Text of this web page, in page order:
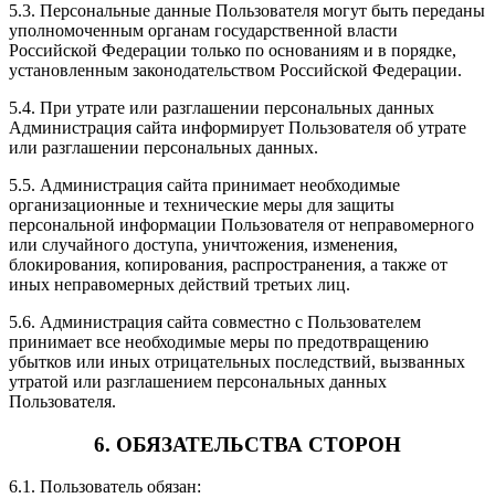
5.3. Персональные данные Пользователя могут быть переданы
уполномоченным органам государственной власти
Российской Федерации только по основаниям и в порядке,
установленным законодательством Российской Федерации.
5.4. При утрате или разглашении персональных данных
Администрация сайта информирует Пользователя об утрате
или разглашении персональных данных.
5.5. Администрация сайта принимает необходимые
организационные и технические меры для защиты
персональной информации Пользователя от неправомерного
или случайного доступа, уничтожения, изменения,
блокирования, копирования, распространения, а также от
иных неправомерных действий третьих лиц.
5.6. Администрация сайта совместно с Пользователем
принимает все необходимые меры по предотвращению
убытков или иных отрицательных последствий, вызванных
утратой или разглашением персональных данных
Пользователя.
6. ОБЯЗАТЕЛЬСТВА СТОРОН
6.1. Пользователь обязан: